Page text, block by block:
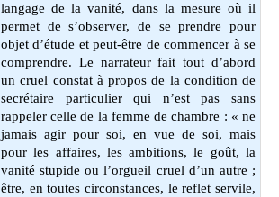
langage de la vanité, dans la mesure où il
permet de s’observer, de se prendre pour
objet d’étude et peut-être de commencer à se
comprendre. Le narrateur fait tout d’abord
un cruel constat à propos de la condition de
secrétaire particulier qui n’est pas sans
rappeler celle de la femme de chambre : « ne
jamais agir pour soi, en vue de soi, mais
pour les affaires, les ambitions, le goût, la
vanité stupide ou l’orgueil cruel d’un autre ;
être, en toutes circonstances, le reflet servile,